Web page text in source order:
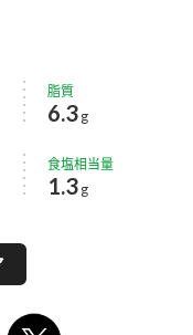
脂質
6.3 g
食塩相当量
1.3 g